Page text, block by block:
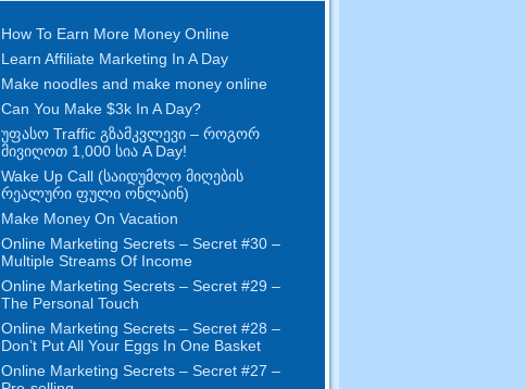
How To Earn More Money Online
Learn Affiliate Marketing In A Day
Make noodles and make money online
Can You Make $3k In A Day?
უფასო Traffic გზამკვლევი – როგორ
მივიღოთ 1,000 სია A Day!
Wake Up Call (საიდუმლო მიღების
რეალური ფული ონლაინ)
Make Money On Vacation
Online Marketing Secrets– Secret#30 –
Multiple Streams Of Income
Online Marketing Secrets– Secret#29 –
The Personal Touch
Online Marketing Secrets– Secret#28 –
Don’t Put All Your Eggs In One Basket
Online Marketing Secrets– Secret#27 –